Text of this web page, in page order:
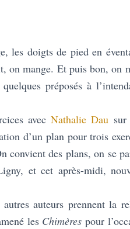
les doigts de pied en
on mange. Et puis bon, on
préposés à
avecNathalie Dau
d’un plan pour trois
convient des plans, on se
et cet après-midi,
auteurs prennent la
les Chimères pour